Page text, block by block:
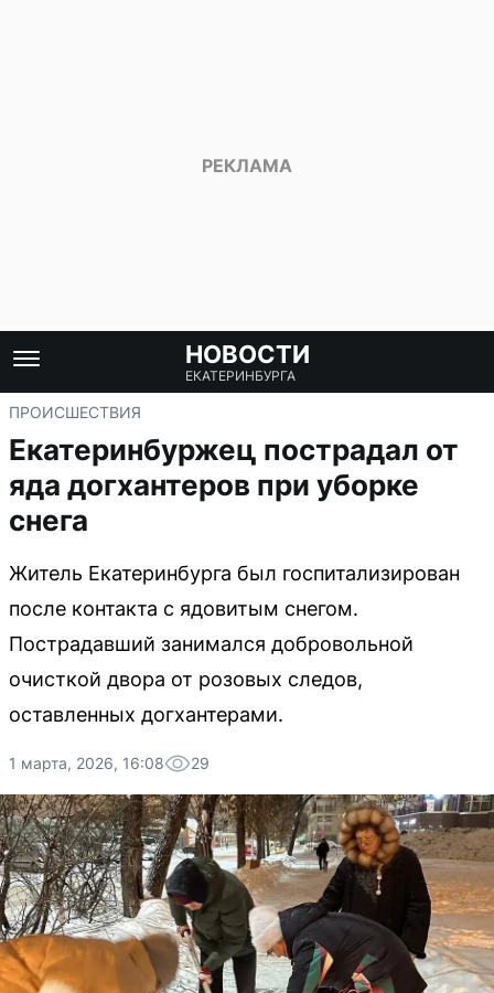
НОВОСТИ
ЕКАТЕРИНБУРГА
ПРОИСШЕСТВИЯ
Екатеринбуржец пострадал от
яда догхантеров при уборке
снега
Житель Екатеринбурга был госпитализирован
после контакта с ядовитым снегом.
Пострадавший занимался добровольной
очисткой двора от розовых следов,
оставленных догхантерами.
1 марта, 2026, 16:08 29